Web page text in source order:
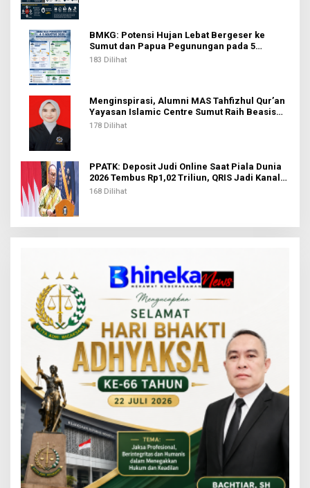
BMKG: Potensi Hujan Lebat Bergeser ke
Sumut dan Papua Pegunungan pada 5
Agustus
183 Dilihat
Menginspirasi, Alumni MAS Tahfizhul Qur’an
Yayasan Islamic Centre Sumut Raih Beasiswa
BIB Kemenag
178 Dilihat
PPATK: Deposit Judi Online Saat Piala Dunia
2026 Tembus Rp1,02 Triliun, QRIS Jadi Kanal
Terbanyak
168 Dilihat